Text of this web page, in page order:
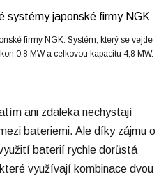
firmy NGK. Systém, který se vejde
0,8 MW a celkovou kapacitu 4,8 MW.
ani zdaleka nechystají
bateriemi. Ale díky zájmu o
baterií rychle dorůstá
využívají kombinace dvou